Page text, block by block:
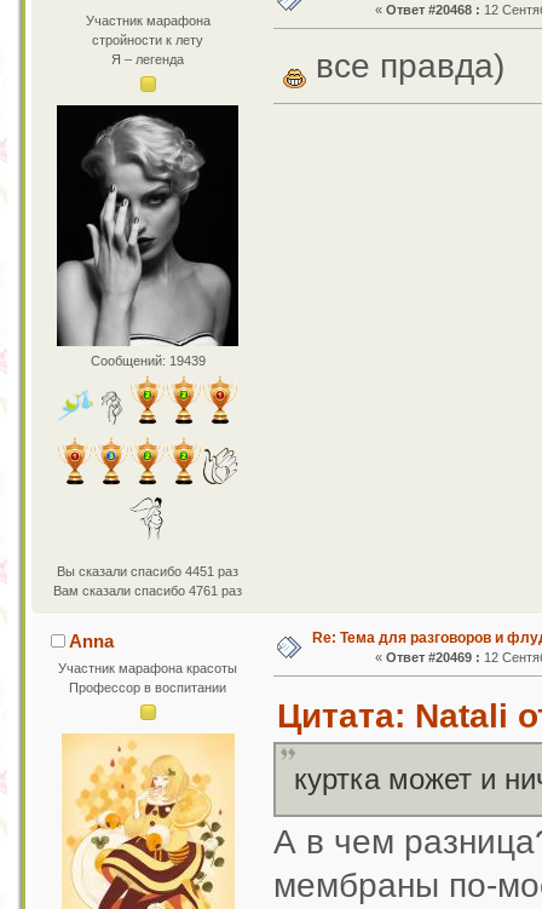
Участник марафона
стройности к лету
Я – легенда
Сообщений: 19439
Вы сказали спасибо 4451 раз
Вам сказали спасибо 4761 раз
«Ответ #20468 : 12
все правда)
Anna
Участник марафона красоты
Профессор в воспитании
Re: Тема для разговоров и
«Ответ #20469 : 12
Цитата: Natali
куртка может и
А в чем
мембраны по-